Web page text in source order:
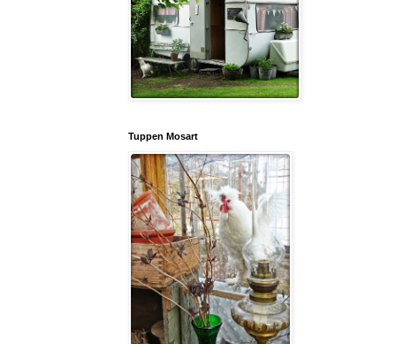
Tuppen Mosart